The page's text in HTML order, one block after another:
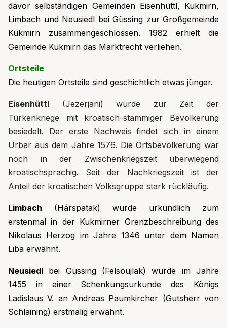
davor selbständigen Gemeinden Eisenhüttl, Kukmirn,
Limbach und Neusiedl bei Güssing zur Großgemeinde
Kukmirn zusammengeschlossen. 1982 erhielt die
Gemeinde Kukmirn das Marktrecht verliehen.
Ortsteile
Die heutigen Ortsteile sind geschichtlich etwas jünger.
Eisenhüttl (Jezerjani) wurde zur Zeit der
Türkenkriege mit kroatisch-stämmiger Bevölkerung
besiedelt. Der erste Nachweis findet sich in einem
Urbar aus dem Jahre 1576. Die Ortsbevölkerung war
noch in der Zwischenkriegszeit überwiegend
kroatischsprachig. Seit der Nachkriegszeit ist der
Anteil der kroatischen Volksgruppe stark rückläufig.
Limbach (Hárspatak) wurde urkundlich zum
erstenmal in der Kukmirner Grenzbeschreibung des
Nikolaus Herzog im Jahre 1346 unter dem Namen
Liba erwähnt.
Neusiedl bei Güssing (Felsöujlak) wurde im Jahre
1455 in einer Schenkungsurkunde des Königs
Ladislaus V. an Andreas Paumkircher (Gutsherr von
Schlaining) erstmalig erwähnt.